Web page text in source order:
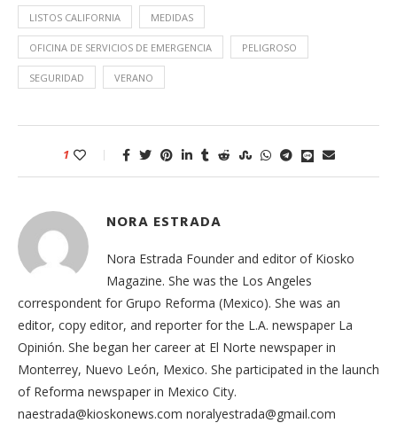
LISTOS CALIFORNIA MEDIDAS
OFICINA DE SERVICIOS DE EMERGENCIA PELIGROSO
SEGURIDAD VERANO
1
NORA ESTRADA
Nora Estrada Founder and editor of Kiosko
Magazine. She was the Los Angeles
correspondent for Grupo Reforma (Mexico). She was an
editor, copy editor, and reporter for the L.A. newspaper La
Opinión. She began her career at El Norte newspaper in
Monterrey, Nuevo León, Mexico. She participated in the launch
of Reforma newspaper in Mexico City.
naestrada@kioskonews.com noralyestrada@gmail.com